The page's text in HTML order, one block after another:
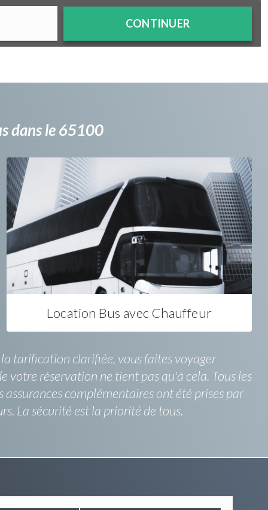
CONTINUER
dans le 65100
Location Bus avec Chauffeur
tarification clarifiée, vous faites voyager
votre réservation ne tient pas qu'à cela. Tous les
complémentaires ont été prises par
La sécurité est la priorité de tous.